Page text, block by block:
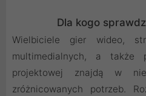
Dla kogo
Wielbiciele gier wideo,
multimedialnych, a także
projektowej znajdą w
zróżnicowanych potrzeb.